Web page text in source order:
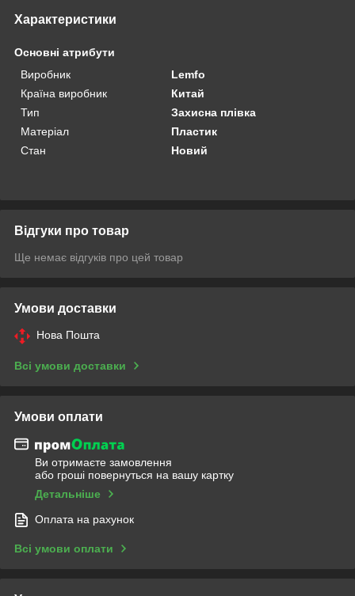
Характеристики
Основні атрибути
Виробник
Lemfo
Країна виробник
Китай
Тип
Захисна плівка
Матеріал
Пластик
Стан
Новий
Відгуки про товар
Ще немає відгуків про цей товар
Умови доставки
Нова Пошта
Всі умови доставки
Умови оплати
Ви отримаєте замовлення
або гроші повернуться на вашу картку
Детальніше
Оплата на рахунок
Всі умови оплати